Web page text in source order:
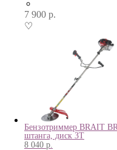
7 900 р.
♡
Бензотриммер BRAIT
штанга, диск 3Т
8 040 р.